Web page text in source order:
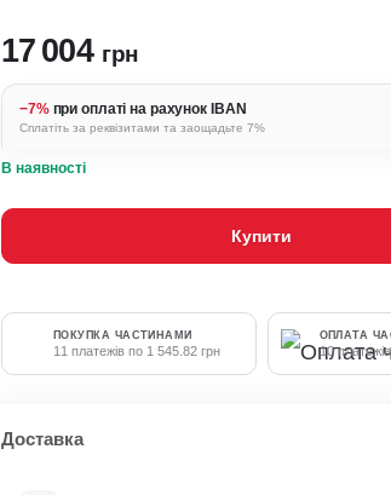
17 004 грн
−7% при оплаті на рахунок IBAN
Сплатіть за реквізитами та заощадьте 7%
В наявності
Купити
ПОКУПКА ЧАСТИНАМИ
11 платежів по 1 545.82 грн
ОПЛАТА
10
Доставка